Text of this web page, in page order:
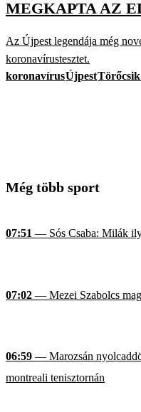
MEGKAPTA AZ
Az Újpest legendája még
koronavírustesztet.
koronavírusÚjpest
Még több sport
07:51 — Sós Csaba: Milák
07:02 — Mezei Szabolcs
06:59 — Marozsán
montreali tenisztornán